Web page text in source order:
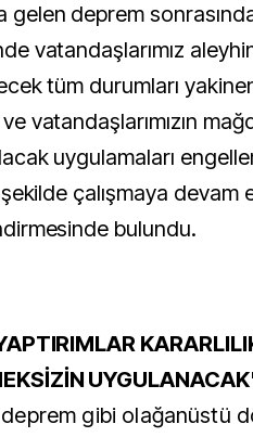
gelen deprem
vatandaşlarımız
tüm durumları
vatandaşlarımızın
uygulamaları
şekilde çalışmaya devam
bulundu.
gibi olağanüstü